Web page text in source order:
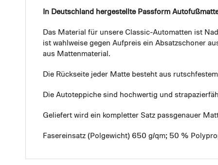
In Deutschland hergestellte Passform
Das Material für unsere Classic-Automatten ist
ist wahlweise gegen Aufpreis ein Absatzschoner
aus Mattenmaterial.
Die Rückseite jeder Matte besteht aus
Die Autoteppiche sind hochwertig und
Geliefert wird ein kompletter Satz passgenauer
Fasereinsatz (Polgewicht) 650 g/qm; 50 %